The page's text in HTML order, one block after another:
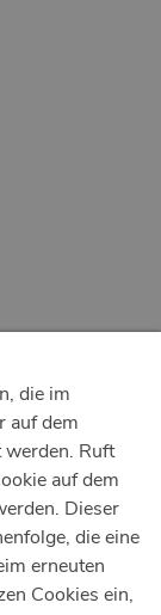
die im
auf dem
Ruft
auf dem
Dieser
die eine
erneuten
Cookies ein,